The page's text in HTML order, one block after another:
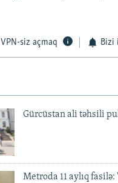
VPN-siz açmaq Bizi
Gürcüstan ali təhsili
Metroda 11 aylıq fasilə: